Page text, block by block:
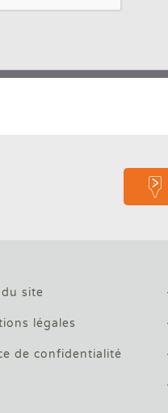
du site
légales
de confidentialité